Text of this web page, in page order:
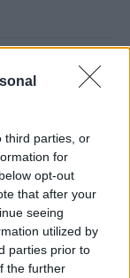
third parties, or
for
opt-out
that after your
seeing
utilized by
parties prior to
the further
που έδωσε,
ότι
ο θείος του
αρκετές
να